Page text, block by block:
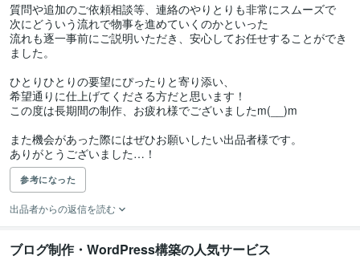
質問や追加のご依頼相談等、連絡のやりとりも非常にスムーズで
次にどういう流れで物事を進めていくのかといった
流れも逐一事前にご説明いただき、安心してお任せすることができ
ました。
ひとりひとりの要望にぴったりと寄り添い、
希望通りに仕上げてくださる方だと思います！
この度は長期間の制作、お疲れ様でございましたm(__)m
また機会があった際にはぜひお願いしたい出品者様です。
ありがとうございました…！
参考になった
出品者からの返信を読む
ブログ制作・WordPress構築の人気サービス